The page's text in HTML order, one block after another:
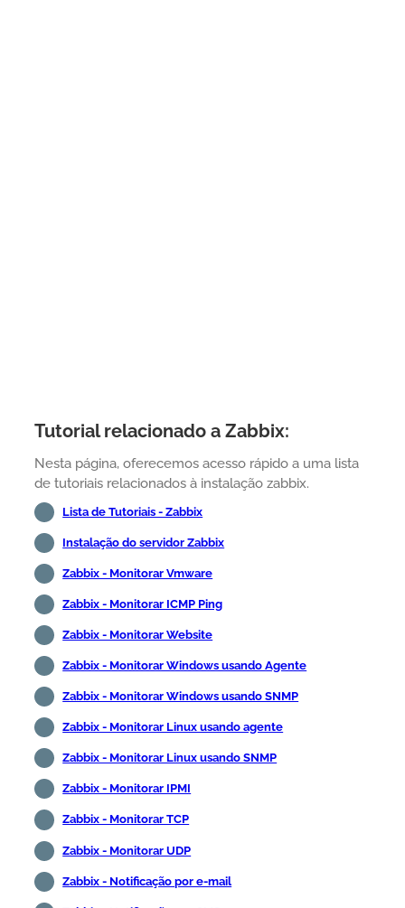
Tutorial relacionado a Zabbix:
Nesta página, oferecemos acesso rápido a uma lista
de tutoriais relacionados à instalação zabbix.
Lista de Tutoriais - Zabbix
Instalação do servidor Zabbix
Zabbix - Monitorar Vmware
Zabbix - Monitorar ICMP Ping
Zabbix - Monitorar Website
Zabbix - Monitorar Windows usando Agente
Zabbix - Monitorar Windows usando SNMP
Zabbix - Monitorar Linux usando agente
Zabbix - Monitorar Linux usando SNMP
Zabbix - Monitorar IPMI
Zabbix - Monitorar TCP
Zabbix - Monitorar UDP
Zabbix - Notificação por e-mail